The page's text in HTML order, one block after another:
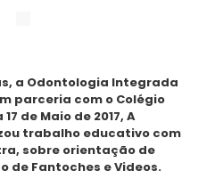
a Odontologia Integrada
parceria com o Colégio
de Maio de 2017, A
trabalho educativo com
sobre orientação de
de Fantoches e Videos.